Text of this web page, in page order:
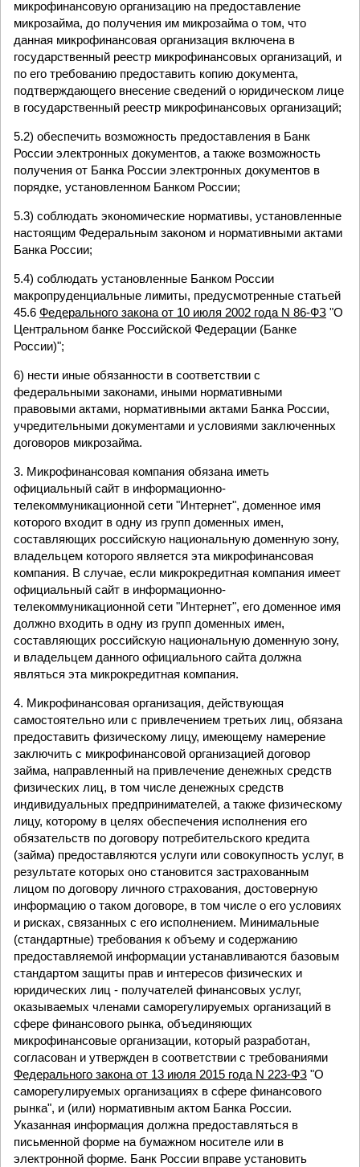
микрофинансовую организацию на предоставление
микрозайма, до получения им микрозайма о том, что
данная микрофинансовая организация включена в
государственный реестр микрофинансовых организаций, и
по его требованию предоставить копию документа,
подтверждающего внесение сведений о юридическом лице
в государственный реестр микрофинансовых организаций;
5.2) обеспечить возможность предоставления в Банк
России электронных документов, а также возможность
получения от Банка России электронных документов в
порядке, установленном Банком России;
5.3) соблюдать экономические нормативы, установленные
настоящим Федеральным законом и нормативными актами
Банка России;
5.4) соблюдать установленные Банком России
макропруденциальные лимиты, предусмотренные статьей
45.6 Федерального закона от 10 июля 2002 года N 86-ФЗ "О
Центральном банке Российской Федерации (Банке
России)";
6) нести иные обязанности в соответствии с
федеральными законами, иными нормативными
правовыми актами, нормативными актами Банка России,
учредительными документами и условиями заключенных
договоров микрозайма.
3. Микрофинансовая компания обязана иметь
официальный сайт в информационно-
телекоммуникационной сети "Интернет", доменное имя
которого входит в одну из групп доменных имен,
составляющих российскую национальную доменную зону,
владельцем которого является эта микрофинансовая
компания. В случае, если микрокредитная компания имеет
официальный сайт в информационно-
телекоммуникационной сети "Интернет", его доменное имя
должно входить в одну из групп доменных имен,
составляющих российскую национальную доменную зону,
и владельцем данного официального сайта должна
являться эта микрокредитная компания.
4. Микрофинансовая организация, действующая
самостоятельно или с привлечением третьих лиц, обязана
предоставить физическому лицу, имеющему намерение
заключить с микрофинансовой организацией договор
займа, направленный на привлечение денежных средств
физических лиц, в том числе денежных средств
индивидуальных предпринимателей, а также физическому
лицу, которому в целях обеспечения исполнения его
обязательств по договору потребительского кредита
(займа) предоставляются услуги или совокупность услуг, в
результате которых оно становится застрахованным
лицом по договору личного страхования, достоверную
информацию о таком договоре, в том числе о его условиях
и рисках, связанных с его исполнением. Минимальные
(стандартные) требования к объему и содержанию
предоставляемой информации устанавливаются базовым
стандартом защиты прав и интересов физических и
юридических лиц - получателей финансовых услуг,
оказываемых членами саморегулируемых организаций в
сфере финансового рынка, объединяющих
микрофинансовые организации, который разработан,
согласован и утвержден в соответствии с требованиями
Федерального закона от 13 июля 2015 года N 223-ФЗ "О
саморегулируемых организациях в сфере финансового
рынка", и (или) нормативным актом Банка России.
Указанная информация должна предоставляться в
письменной форме на бумажном носителе или в
электронной форме. Банк России вправе установить